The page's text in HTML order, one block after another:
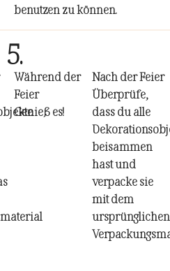
benutzen zu können.
5.
Während der
Feier
Genieß es!
Nach der Feier
Überprüfe,
dass du alle
beisammen
hast und
verpacke sie
mit dem
ursprünglichen